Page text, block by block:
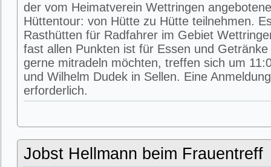
der vom Heimatverein Wettringen
Hüttentour: von Hütte zu Hütte teilnehmen.
Rasthütten für Radfahrer im Gebiet
fast allen Punkten ist für Essen und
gerne mitradeln möchten, treffen sich um
und Wilhelm Dudek in Sellen. Eine
erforderlich.
Jobst Hellmann beim Frauentreff